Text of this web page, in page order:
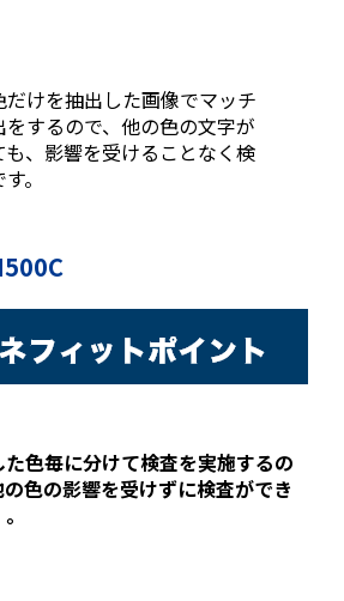
だけを抽出した画像でマッチ
をするので、他の色の文字が
も、影響を受けることなく検
。
色毎に分けて検査を実施するの
の色の影響を受けずに検査ができ